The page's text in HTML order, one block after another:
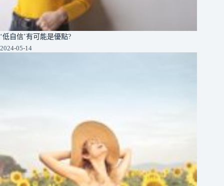
‘低自信’有可能是優點?
2024-05-14